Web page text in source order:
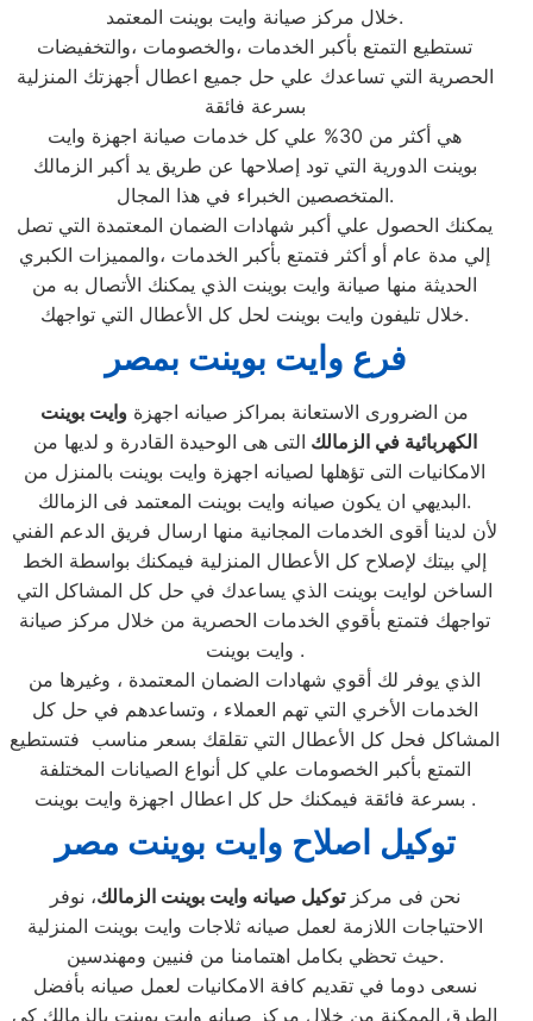
خلال مركز صيانة وايت بوينت المعتمد.
تستطيع التمتع بأكبر الخدمات ،والخصومات ،والتخفيضات
الحصرية التي تساعدك علي حل جميع اعطال أجهزتك المنزلية
بسرعة فائقة
هي أكثر من 30% علي كل خدمات صيانة اجهزة وايت
بوينت الدورية التي تود إصلاحها عن طريق يد أكبر الزمالك
المتخصصين الخبراء في هذا المجال.
يمكنك الحصول علي أكبر شهادات الضمان المعتمدة التي تصل
إلي مدة عام أو أكثر فتمتع بأكبر الخدمات ،والمميزات الكبري
الحديثة منها صيانة وايت بوينت الذي يمكنك الأتصال به من
خلال تليفون وايت بوينت لحل كل الأعطال التي تواجهك.
فرع وايت بوينت بمصر
من الضرورى الاستعانة بمراكز صيانه اجهزة وايت بوينت
الكهربائية في الزمالك التى هى الوحيدة القادرة و لديها من
الامكانيات التى تؤهلها لصيانه اجهزة وايت بوينت بالمنزل من
البديهي ان يكون صيانه وايت بوينت المعتمد فى الزمالك.
لأن لدينا أقوى الخدمات المجانية منها ارسال فريق الدعم الفني
إلي بيتك لإصلاح كل الأعطال المنزلية فيمكنك بواسطة الخط
الساخن لوايت بوينت الذي يساعدك في حل كل المشاكل التي
تواجهك فتمتع بأقوي الخدمات الحصرية من خلال مركز صيانة
وايت بوينت .
الذي يوفر لك أقوي شهادات الضمان المعتمدة ، وغيرها من
الخدمات الأخري التي تهم العملاء ، وتساعدهم في حل كل
المشاكل فحل كل الأعطال التي تقلقك بسعر مناسب فتستطيع
التمتع بأكبر الخصومات علي كل أنواع الصيانات المختلفة
بسرعة فائقة فيمكنك حل كل اعطال اجهزة وايت بوينت .
توكيل اصلاح وايت بوينت مصر
نحن فى مركزتوكيل صيانه وايت بوينت الزمالك، نوفر
الاحتياجات اللازمة لعمل صيانه ثلاجات وايت بوينت المنزلية
حيث تحظي بكامل اهتمامنا من فنيين ومهندسين.
نسعى دوما في تقديم كافة الامكانيات لعمل صيانه بأفضل
الطرق الممكنة من خلال مركز صيانه وايت بوينت بالزمالك كي